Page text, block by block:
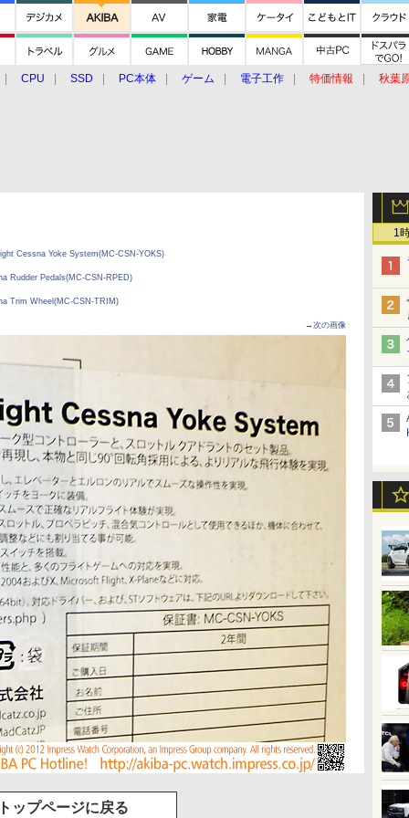
CPU SSD PC本体 ゲーム 電子工作 特価情報
秋葉
1
Cessna Yoke System(MC-CSN-YOKS)
Rudder Pedals(MC-CSN-RPED)
Trim Wheel(MC-CSN-TRIM)
→次の画像
ップページに戻る